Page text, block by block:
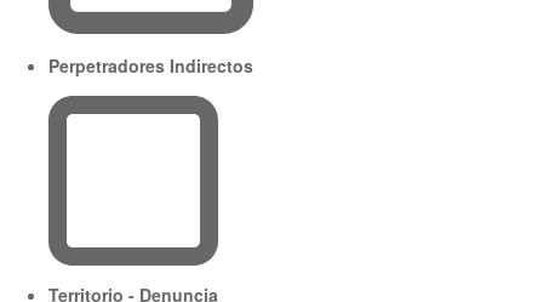
Perpetradores Indirectos
Territorio - Denuncia